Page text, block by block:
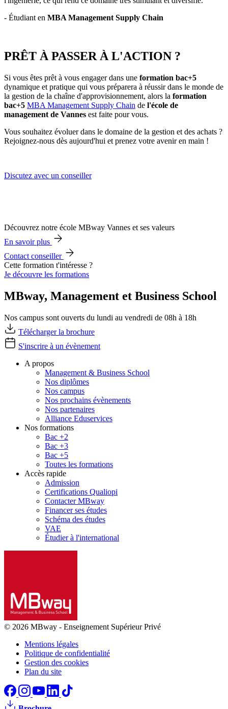
- Étudiant en MBA Management Supply Chain
PRÊT À PASSER À L'ACTION ?
Si vous êtes prêt à vous engager dans une formation bac+5
dynamique et pratique qui vous préparera à réussir dans le monde de
la gestion de la chaîne d'approvisionnement, alors la formation
bac+5 MBA Management Supply Chain de l'école de
management de Vannes est faite pour vous.
Vous souhaitez évoluer dans le domaine de la gestion et des achats ?
Rejoignez-nous dès aujourd'hui et prenez votre avenir en main !
Discutez avec un conseiller
Découvrez notre école MBway Vannes et ses valeurs
En savoir plus
Contact conseiller
Cette formation t'intéresse ?
Je découvre les formations
MBway, Management et Business School
Nos campus sont ouverts du lundi au vendredi de 08h à 18h
Télécharger la brochure
S'inscrire à un évènement
A propos
Management & Business School
Nos diplômes
Nos campus
Nos prochains évènements
Nos partenaires
Alliance Eduservices
Nos formations
Bac +2
Bac +3
Bac +5
Toutes les formations
Accès rapide
Admission
Certifications Qualiopi
Contacter MBway
Financer ses études
Schéma des études
VAE
Étudier à l'international
© 2026 MBway - Enseignement Supérieur Privé
Mentions légales
Politique de confidentialité
Gestion des cookies
Plan du site